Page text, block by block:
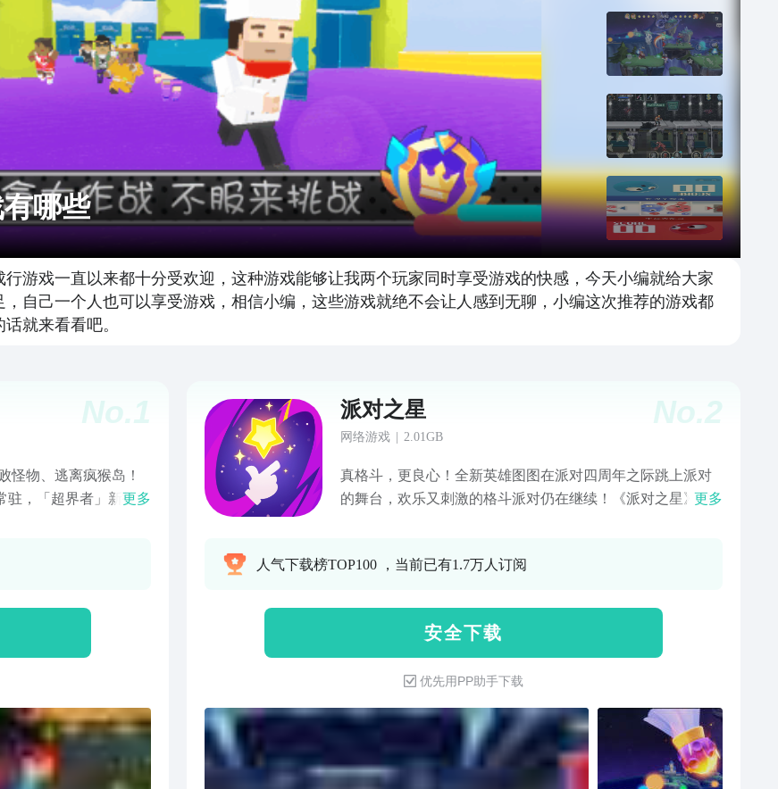
哪些
游戏一直以来都十分受欢迎，这种游戏能够让我两个玩家同时享受游戏的快感，今天小编就给大家
自己一个人也可以享受游戏，相信小编，这些游戏就绝不会让人感到无聊，小编这次推荐的游戏都
就来看看吧。
No.1
怪物、逃离疯猴岛！
驻，「超界者」新技能
弹幕射击爽游
更多
No.2
派对之星
网络游戏 2.01GB
真格斗，更良心！全新英雄图图在派对四周年之际跳上派对
的舞台，欢乐又刺激的格斗派对仍在继续！《派对之星》是
将敌人击出场外！找到属于你的战斗风格，下一个派对之星
需把其他人都从舞台中击飞！攻击其他玩家的英雄，会增加
英雄头顶上方的击飞值，击飞值越高，受到攻击时约容易被
击飞。【多种英雄】圆滚滚的雪人、从天而降的神界试炼
官、脑袋变成苹果形状的女高中生和万众瞩目的偶像歌姬，
这些风格迥异的原创角色都已经加入了《派对之星》的战
斗！当然，还有来自独立动作游戏《艾希》的全新英雄，以
及来自玩家设计的镰鼬少女……超过二十名各具特色的英雄
供你选择，还有更多新英雄陆续推出！【轻松入坑】在月之
更多
人气下载榜TOP100 ，当前已有1.7万人订阅
安 全 下 载
优先用PP助手下载